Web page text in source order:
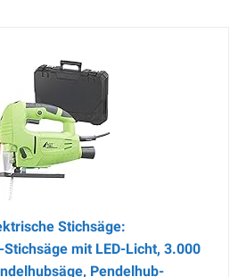
Stichsäge:
mit LED-Licht, 3.000
Pendelhub-